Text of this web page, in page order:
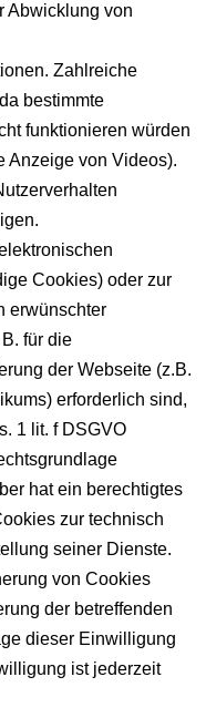
Abwicklung von
Zahlreiche
bestimmte
funktionieren würden
Anzeige von Videos).
Cookies) oder zur
erwünschter
für die
der Webseite (z.B.
erforderlich sind,
1 lit. f DSGVO
hat ein berechtigtes
zur technisch
seiner Dienste.
von Cookies
der betreffenden
dieser Einwilligung
ist jederzeit